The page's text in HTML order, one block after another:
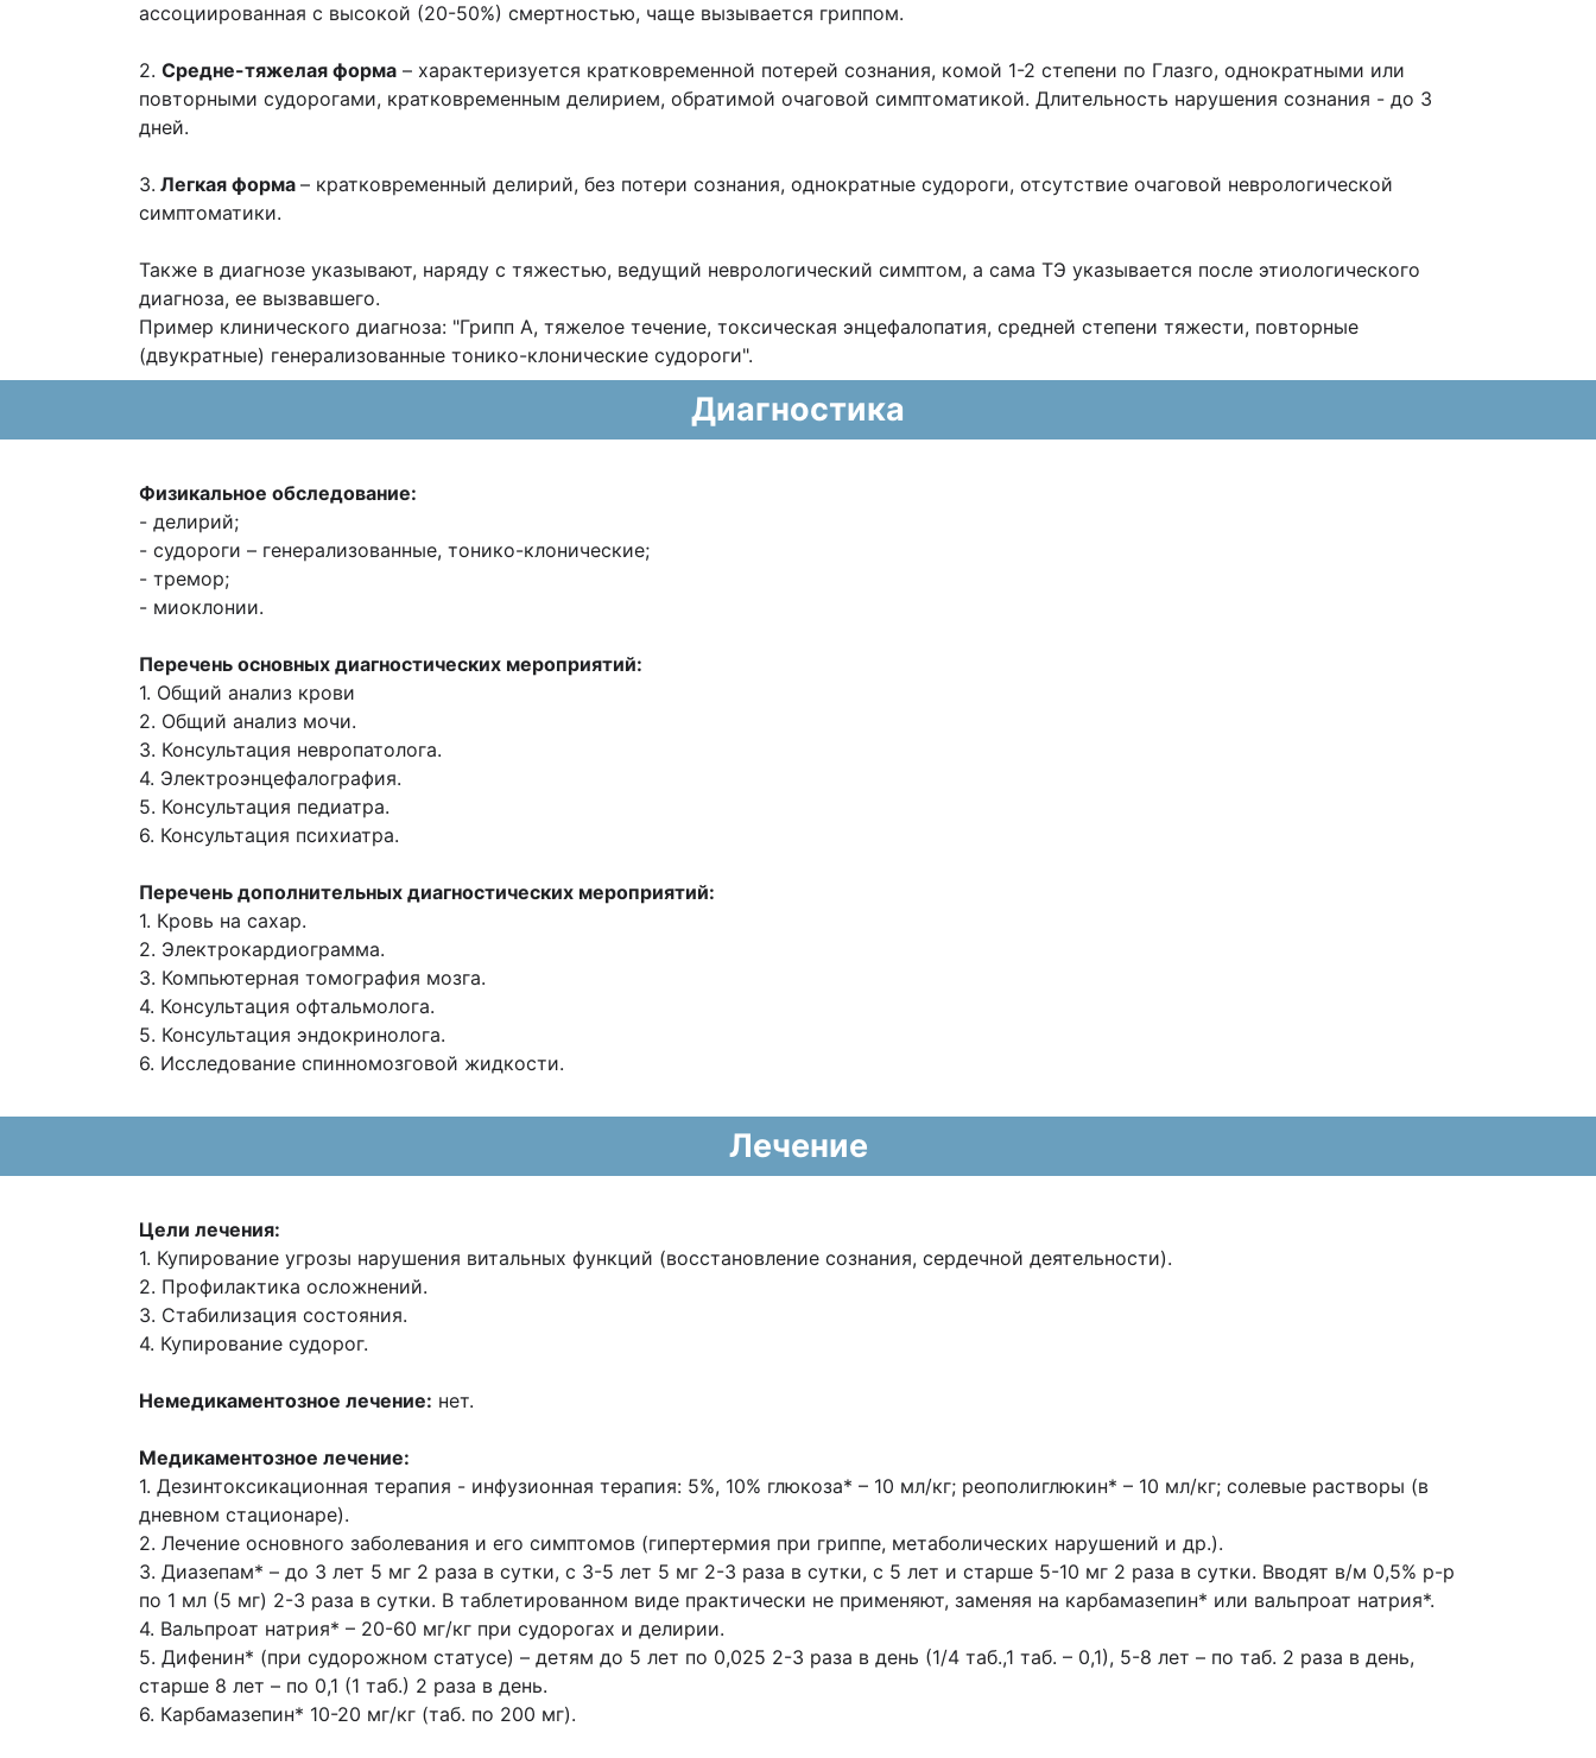
ассоциированная с высокой (20-50%) смертностью, чаще вызывается гриппом.
2. Средне-тяжелая форма – характеризуется кратковременной потерей сознания, комой 1-2 степени по Глазго, однократными или
повторными судорогами, кратковременным делирием, обратимой очаговой симптоматикой. Длительность нарушения сознания - до 3
дней.
3. Легкая форма – кратковременный делирий, без потери сознания, однократные судороги, отсутствие очаговой неврологической
симптоматики.
Также в диагнозе указывают, наряду с тяжестью, ведущий неврологический симптом, а сама ТЭ указывается после этиологического
диагноза, ее вызвавшего.
Пример клинического диагноза: "Грипп А, тяжелое течение, токсическая энцефалопатия, средней степени тяжести, повторные
(двукратные) генерализованные тонико-клонические судороги".
Диагностика
Физикальное обследование:
- делирий;
- судороги – генерализованные, тонико-клонические;
- тремор;
- миоклонии.
Перечень основных диагностических мероприятий:
1. Общий анализ крови
2. Общий анализ мочи.
3. Консультация невропатолога.
4. Электроэнцефалография.
5. Консультация педиатра.
6. Консультация психиатра.
Перечень дополнительных диагностических мероприятий:
1. Кровь на сахар.
2. Электрокардиограмма.
3. Компьютерная томография мозга.
4. Консультация офтальмолога.
5. Консультация эндокринолога.
6. Исследование спинномозговой жидкости.
Лечение
Цели лечения:
1. Купирование угрозы нарушения витальных функций (восстановление сознания, сердечной деятельности).
2. Профилактика осложнений.
3. Стабилизация состояния.
4. Купирование судорог.
Немедикаментозное лечение: нет.
Медикаментозное лечение:
1. Дезинтоксикационная терапия - инфузионная терапия: 5%, 10% глюкоза* – 10 мл/кг; реополиглюкин* – 10 мл/кг; солевые растворы (в
дневном стационаре).
2. Лечение основного заболевания и его симптомов (гипертермия при гриппе, метаболических нарушений и др.).
3. Диазепам* – до 3 лет 5 мг 2 раза в сутки, с 3-5 лет 5 мг 2-3 раза в сутки, с 5 лет и старше 5-10 мг 2 раза в сутки. Вводят в/м 0,5% р-р
по 1 мл (5 мг) 2-3 раза в сутки. В таблетированном виде практически не применяют, заменяя на карбамазепин* или вальпроат натрия*.
4. Вальпроат натрия* – 20-60 мг/кг при судорогах и делирии.
5. Дифенин* (при судорожном статусе) – детям до 5 лет по 0,025 2-3 раза в день (1/4 таб.,1 таб. – 0,1), 5-8 лет – по таб. 2 раза в день,
старше 8 лет – по 0,1 (1 таб.) 2 раза в день.
6. Карбамазепин* 10-20 мг/кг (таб. по 200 мг).